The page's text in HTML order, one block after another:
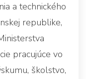
a technického
republike,
pracujúce vo
školstvo,